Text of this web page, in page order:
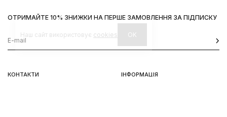
КОНТАКТИ ІНФОРМАЦІЯ
ОТРИМАЙТЕ 10% ЗНИЖКИ НА ПЕРШЕ ЗАМОВЛЕННЯ ЗА ПІДПИСКУ
Наш сайт використовує cookies OK